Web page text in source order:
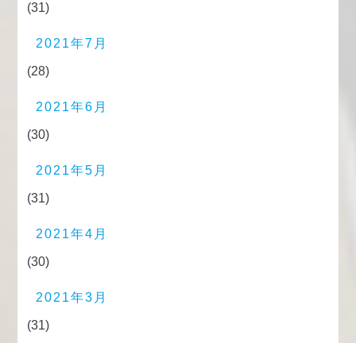
(31)
2021年7月
(28)
2021年6月
(30)
2021年5月
(31)
2021年4月
(30)
2021年3月
(31)